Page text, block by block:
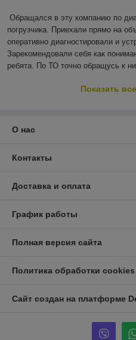
Обращался в эту компанию по
погрузчика. Приехали прямо на
оперативно диагностировали и
Зарекомендовали себя как
ребята. По ТО точно обращусь к
Показать
О нас
Контакты
Доставка и оплата
График работы
Полная версия сайта
Политика обработки cookies
Сайт создан на платформе